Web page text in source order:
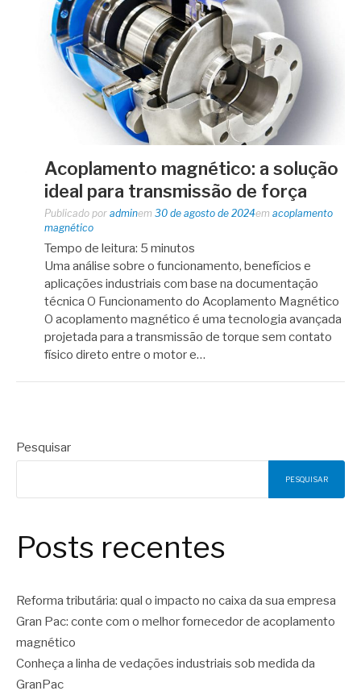
Acoplamento magnético: a solução
ideal para transmissão de força
Publicado por adminem 30 de agosto de 2024em acoplamento
magnético
Tempo de leitura: 5 minutos
Uma análise sobre o funcionamento, benefícios e
aplicações industriais com base na documentação
técnica O Funcionamento do Acoplamento Magnético
O acoplamento magnético é uma tecnologia avançada
projetada para a transmissão de torque sem contato
físico direto entre o motor e…
Pesquisar
PESQUISAR
Posts recentes
Reforma tributária: qual o impacto no caixa da sua empresa
Gran Pac: conte com o melhor fornecedor de acoplamento
magnético
Conheça a linha de vedações industriais sob medida da
GranPac